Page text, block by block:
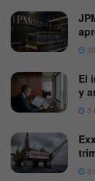
El
y
3